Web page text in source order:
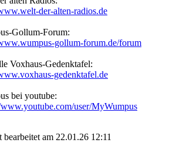
der-alten-radios.de
Gollum-Forum:
gollum-forum.de/forum
Voxhaus-Gedenktafel:
gedenktafel.de
bei youtube:
user/MyWumpus
bearbeitet am 22.01.26 12:11